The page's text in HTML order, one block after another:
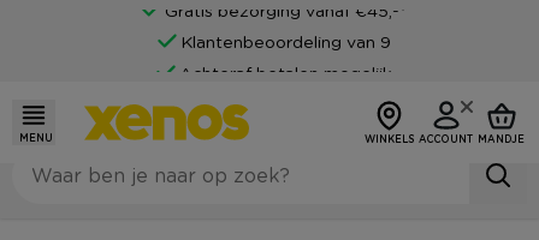
Gratis bezorging vanaf €45,-*
Klantenbeoordeling van 9
Achteraf betalen mogelijk
MENU WINKELS ACCOUNT MANDJE